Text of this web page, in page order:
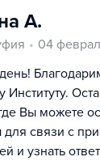
А.
04
Институту.
Вы можете
для связи с
и узнать